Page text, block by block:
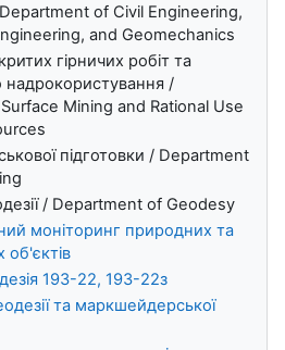
of Civil Engineering,
and Geomechanics
гірничих робіт та
надрокористування /
Mining and Rational Use
підготовки / Department
/ Department of Geodesy
моніторинг природних та
193-22, 193-22з
та маркшейдерської